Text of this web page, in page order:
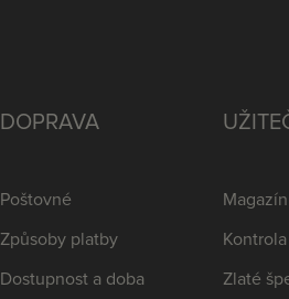
DOPRAVA
Poštovné
Způsoby platby
Dostupnost a doba
Magazín
Zlaté